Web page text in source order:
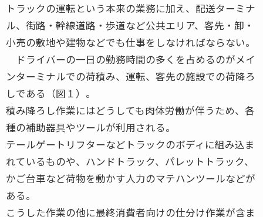
トラックの運転という本来の業務に加え、配送ターミナ
ル、街路・幹線道路・歩道など公共エリア、客先・卸・
小売の敷地や建物などでも仕事をしなければならない。
ドライバーの一日の勤務時間の多くを占めるのがメイ
ンターミナルでの荷積み、運転、客先の施設での荷降ろ
しである（図１）。
積み降ろし作業にはどうしても肉体労働が伴うため、各
種の補助器具やツールが利用される。
テールゲートリフターなどトラックのボディに組み込ま
れているものや、ハンドトラック、パレットトラック、
かご台車など荷物を動かす人力のマテハンツールなどが
ある。
こうした作業の他に最終消費者向けの仕分け作業が含ま